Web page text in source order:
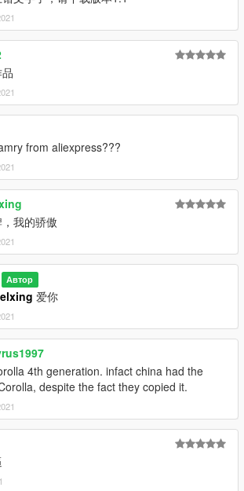
from aliexpress???
我的骄傲
Автор
爱你
4th generation. infact china had the
despite the fact they copied it.